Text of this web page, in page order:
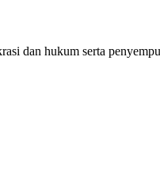
dan hukum serta